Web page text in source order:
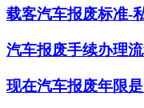
载客汽车报废标准-
汽车报废手续办理
现在汽车报废年限